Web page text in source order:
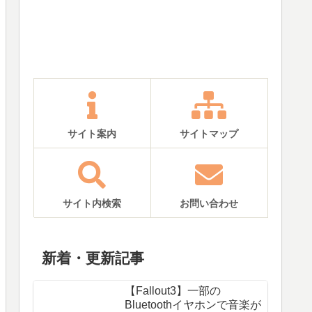
サイト案内 サイトマップ
サイト内検索 お問い合わせ
新着・更新記事
【Fallout3】一部の
Bluetoothイヤホンで音楽が